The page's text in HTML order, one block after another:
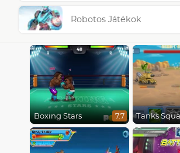
Robotos Játékok
Boxing Stars 7.7 Tanks